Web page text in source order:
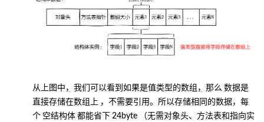
从上图中，我们可以看到如果是值类型的数组，那么 数据是
直接存储在数组上 ，不需要引用。所以存储相同的数据，每
个 空结构体 都能省下 24byte
（无需对象头、方法表和指向实